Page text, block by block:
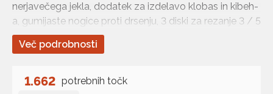
nerjavečega jekla, dodatek za izdelavo klobas in kibeh-
a, gumijaste nogice proti drsenju, 3 diski za rezanje 3 / 5
/ 7 mm, potiskovalec hrane, rezalnik …
Več podrobnosti
1.662 potrebnih točk